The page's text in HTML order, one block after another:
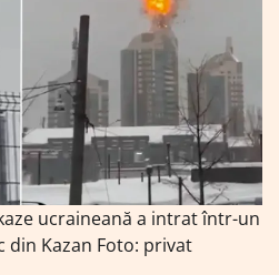
ucraineană a intrat într-un
din Kazan Foto: privat